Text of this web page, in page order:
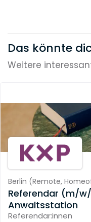
Das könnte
Weitere
Berlin (Remote,
Referendar (m/
Anwaltsstation
Referendar:innen